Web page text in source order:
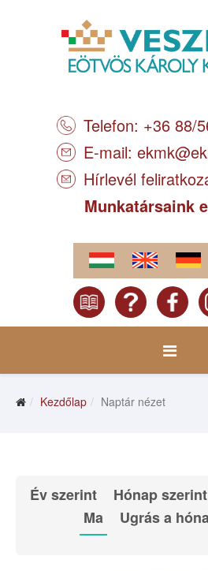
Telefon: +36 88/
E-mail:
Hírlevél
Munkatársaink
Kezdőlap Naptár nézet
Év szerint Hónap szerint
Ma
Ugrás a